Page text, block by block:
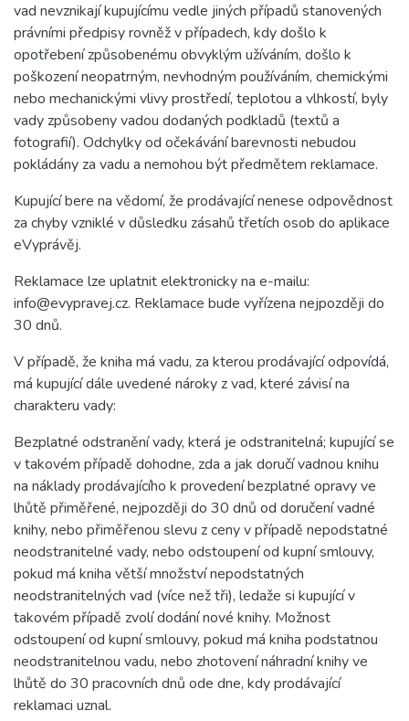
vad nevznikají kupujícímu vedle jiných případů stanovených
právními předpisy rovněž v případech, kdy došlo k
opotřebení způsobenému obvyklým užíváním, došlo k
poškození neopatrným, nevhodným používáním, chemickými
nebo mechanickými vlivy prostředí, teplotou a vlhkostí, byly
vady způsobeny vadou dodaných podkladů (textů a
fotografií). Odchylky od očekávání barevnosti nebudou
pokládány za vadu a nemohou být předmětem reklamace.
Kupující bere na vědomí, že prodávající nenese odpovědnost
za chyby vzniklé v důsledku zásahů třetích osob do aplikace
eVyprávěj.
Reklamace lze uplatnit elektronicky na e-mailu:
info@evypravej.cz. Reklamace bude vyřízena nejpozději do
30 dnů.
V případě, že kniha má vadu, za kterou prodávající odpovídá,
má kupující dále uvedené nároky z vad, které závisí na
charakteru vady:
Bezplatné odstranění vady, která je odstranitelná; kupující se
v takovém případě dohodne, zda a jak doručí vadnou knihu
na náklady prodávajícího k provedení bezplatné opravy ve
lhůtě přiměřené, nejpozději do 30 dnů od doručení vadné
knihy, nebo přiměřenou slevu z ceny v případě nepodstatné
neodstranitelné vady, nebo odstoupení od kupní smlouvy,
pokud má kniha větší množství nepodstatných
neodstranitelných vad (více než tři), ledaže si kupující v
takovém případě zvolí dodání nové knihy. Možnost
odstoupení od kupní smlouvy, pokud má kniha podstatnou
neodstranitelnou vadu, nebo zhotovení náhradní knihy ve
lhůtě do 30 pracovních dnů ode dne, kdy prodávající
reklamaci uznal.